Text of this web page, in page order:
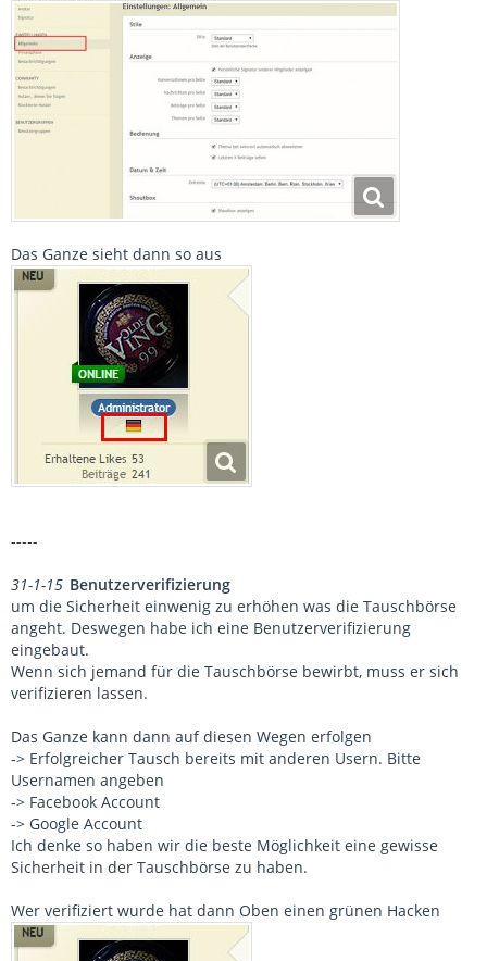
Das Ganze sieht dann so aus
-----
31-1-15 Benutzerverifizierung
um die Sicherheit einwenig zu erhöhen was die Tauschbörse
angeht. Deswegen habe ich eine Benutzerverifizierung
eingebaut.
Wenn sich jemand für die Tauschbörse bewirbt, muss er sich
verifizieren lassen.
Das Ganze kann dann auf diesen Wegen erfolgen
-> Erfolgreicher Tausch bereits mit anderen Usern. Bitte
Usernamen angeben
-> Facebook Account
-> Google Account
Ich denke so haben wir die beste Möglichkeit eine gewisse
Sicherheit in der Tauschbörse zu haben.
Wer verifiziert wurde hat dann Oben einen grünen Hacken